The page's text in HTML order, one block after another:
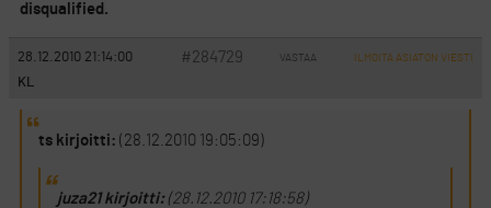
disqualified.
28.12.2010 21:14:00 #284729 VASTAA ILMOITA ASIATON VIESTI
KL
ts kirjoitti: (28.12.2010 19:05:09)
juza21 kirjoitti:(28.12.2010 17:18:58)